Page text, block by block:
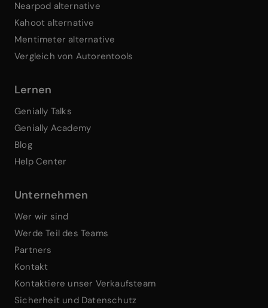
Nearpod alternative
Kahoot alternative
Mentimeter alternative
Vergleich von Autorentools
Lernen
Genially Talks
Genially Academy
Blog
Help Center
Unternehmen
Wer wir sind
Werde Teil des Teams
Partners
Kontakt
Kontaktiere unser Verkaufsteam
Sicherheit und Datenschutz